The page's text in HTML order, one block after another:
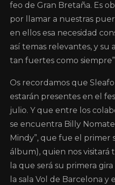
feo de Gran Bretaña. Es
por llamar a nuestras
en ellos esa necesidad
así temas relevantes, y su
tan fuertes como siempre”
Os recordamos que
estarán presentes en el
julio. Y que entre los
se encuentra Billy
Mindy”, que fue el primer
álbum), quien nos
la que será su primera
la sala Vol de Barcelona y